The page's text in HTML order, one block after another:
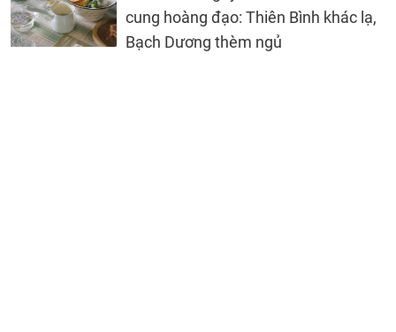
cung hoàng đạo: Thiên Bình khác lạ,
Bạch Dương thèm ngủ